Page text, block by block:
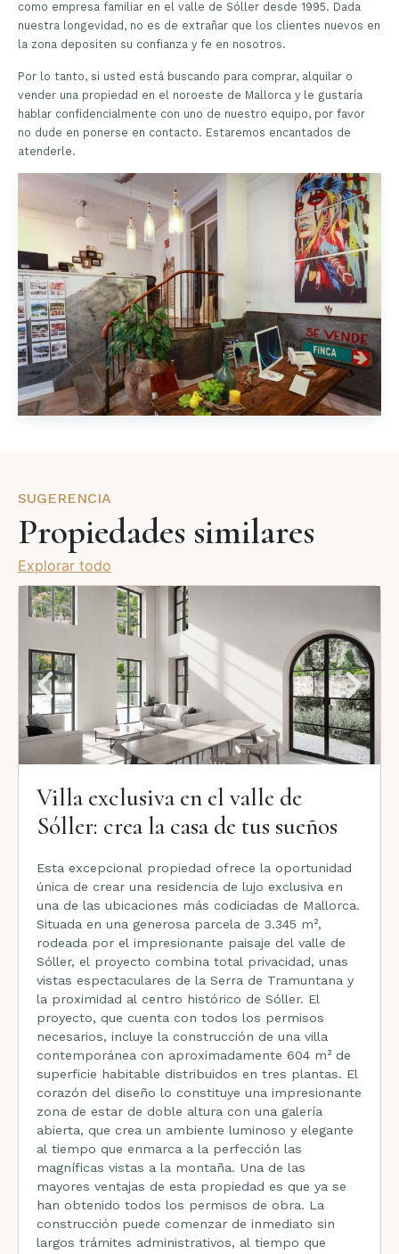
como empresa familiar en el valle de Sóller desde 1995. Dada
nuestra longevidad, no es de extrañar que los clientes nuevos en
la zona depositen su confianza y fe en nosotros.
Por lo tanto, si usted está buscando para comprar, alquilar o
vender una propiedad en el noroeste de Mallorca y le gustaría
hablar confidencialmente con uno de nuestro equipo, por favor
no dude en ponerse en contacto. Estaremos encantados de
atenderle.
SUGERENCIA
Propiedades similares
Explorar todo
Villa exclusiva en el valle de
Sóller: crea la casa de tus sueños
Esta excepcional propiedad ofrece la oportunidad
única de crear una residencia de lujo exclusiva en
una de las ubicaciones más codiciadas de Mallorca.
Situada en una generosa parcela de 3.345 m²,
rodeada por el impresionante paisaje del valle de
Sóller, el proyecto combina total privacidad, unas
vistas espectaculares de la Serra de Tramuntana y
la proximidad al centro histórico de Sóller. El
proyecto, que cuenta con todos los permisos
necesarios, incluye la construcción de una villa
contemporánea con aproximadamente 604 m² de
superficie habitable distribuidos en tres plantas. El
corazón del diseño lo constituye una impresionante
zona de estar de doble altura con una galería
abierta, que crea un ambiente luminoso y elegante
al tiempo que enmarca a la perfección las
magníficas vistas a la montaña. Una de las
mayores ventajas de esta propiedad es que ya se
han obtenido todos los permisos de obra. La
construcción puede comenzar de inmediato sin
largos trámites administrativos, al tiempo que